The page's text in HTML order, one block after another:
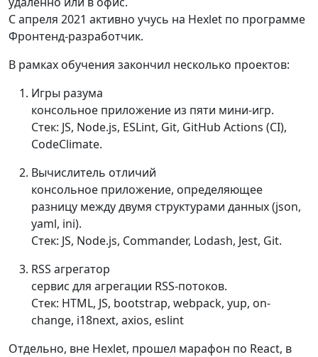
С апреля 2021 активно учусь на Hexlet по программе
Фронтенд-разработчик.
В рамках обучения закончил несколько проектов:
Игры разума
консольное приложение из пяти мини-игр.
Стек: JS, Node.js, ESLint, Git, GitHub Actions (CI),
CodeClimate.
Вычислитель отличий
консольное приложение, определяющее
разницу между двумя структурами данных (json,
yaml, ini).
Стек: JS, Node.js, Commander, Lodash, Jest, Git.
RSS агрегатор
сервис для агрегации RSS-потоков.
Стек: HTML, JS, bootstrap, webpack, yup, on-
change, i18next, axios, eslint
Отдельно, вне Hexlet, прошел марафон по React, в